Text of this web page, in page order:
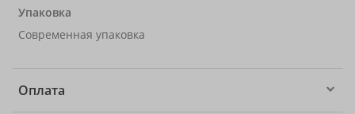
Упаковка
Современная упаковка
Оплата